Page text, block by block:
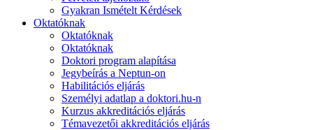
Gyakran Ismételt Kérdések
Oktatóknak
Oktatóknak
Oktatóknak
Doktori program alapítása
Jegybeírás a Neptun-on
Habilitációs eljárás
Személyi adatlap a doktori.hu-n
Kurzus akkreditációs eljárás
Témavezetői akkreditációs eljárás